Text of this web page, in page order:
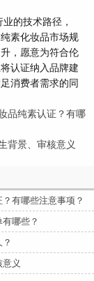
的技术路径，
素化妆品市场规
，愿意为符合伦
认证纳入品牌建
消费者需求的同
品纯素认证？有哪
背景、审核意义
有哪些注意事项？
哪些？
义